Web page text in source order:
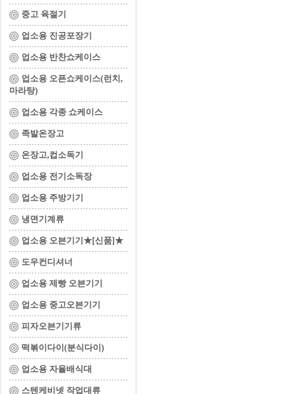
중고 육절기
업소용 진공포장기
업소용 반찬쇼케이스
업소용 오픈쇼케이스(런치,
마라탕)
업소용 각종 쇼케이스
족발온장고
온장고,컵소독기
업소용 전기소독장
업소용 주방기기
냉면기계류
업소용 오븐기기★[신품]★
도우컨디셔너
업소용 제빵 오븐기기
업소용 중고오븐기기
피자오븐기기류
떡볶이다이(분식다이)
업소용 자율배식대
스텐케비넷 작업대류